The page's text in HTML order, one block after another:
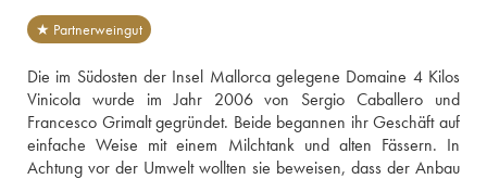
★ Partnerweingut
Die im Südosten der Insel Mallorca gelegene Domaine 4 Kilos
Vinicola wurde im Jahr 2006 von Sergio Caballero und
Francesco Grimalt gegründet. Beide begannen ihr Geschäft auf
einfache Weise mit einem Milchtank und alten Fässern. In
Achtung vor der Umwelt wollten sie beweisen, dass der Anbau